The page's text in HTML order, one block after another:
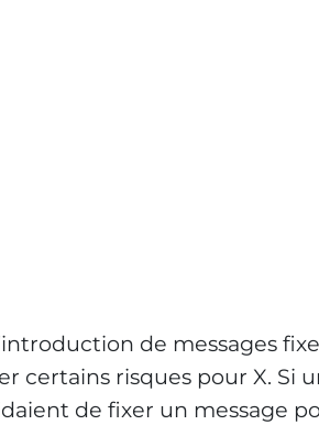
de messages
certains risques pour X. Si
de fixer un message